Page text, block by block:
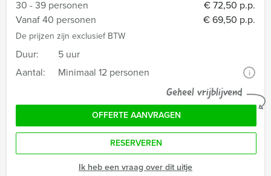
30 - 39 personen
€ 72,50 p.p.
Vanaf 40 personen
€ 69,50 p.p.
De prijzen zijn exclusief BTW
Duur:
5 uur
Aantal:
Minimaal 12 personen i
Geheel vrijblijvend
OFFERTE AANVRAGEN
RESERVEREN
Ik heb een vraag over dit uitje